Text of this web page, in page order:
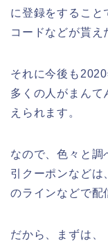
に登録をすること
コードなどが貰え
それに今後も
多くの人がまんて
えられます。
なので、色々と調
引クーポンなどは
のラインなどで配
だから、まずは、